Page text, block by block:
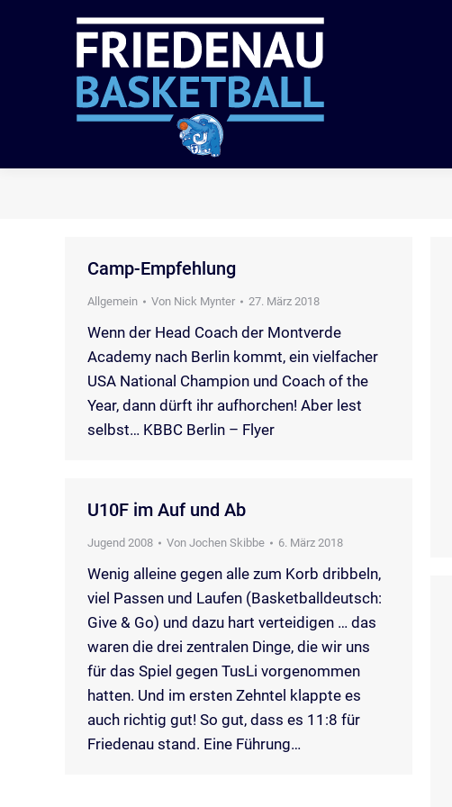
Camp-Empfehlung
Allgemein Von Nick Mynter 27. März 2018
Wenn der Head Coach der Montverde
Academy nach Berlin kommt, ein vielfacher
USA National Champion und Coach of the
Year, dann dürft ihr aufhorchen! Aber lest
selbst… KBBC Berlin – Flyer
U10F im Auf und Ab
Jugend 2008 Von Jochen Skibbe 6. März 2018
Wenig alleine gegen alle zum Korb dribbeln,
viel Passen und Laufen (Basketballdeutsch:
Give & Go) und dazu hart verteidigen … das
waren die drei zentralen Dinge, die wir uns
für das Spiel gegen TusLi vorgenommen
hatten. Und im ersten Zehntel klappte es
auch richtig gut! So gut, dass es 11:8 für
Friedenau stand. Eine Führung…